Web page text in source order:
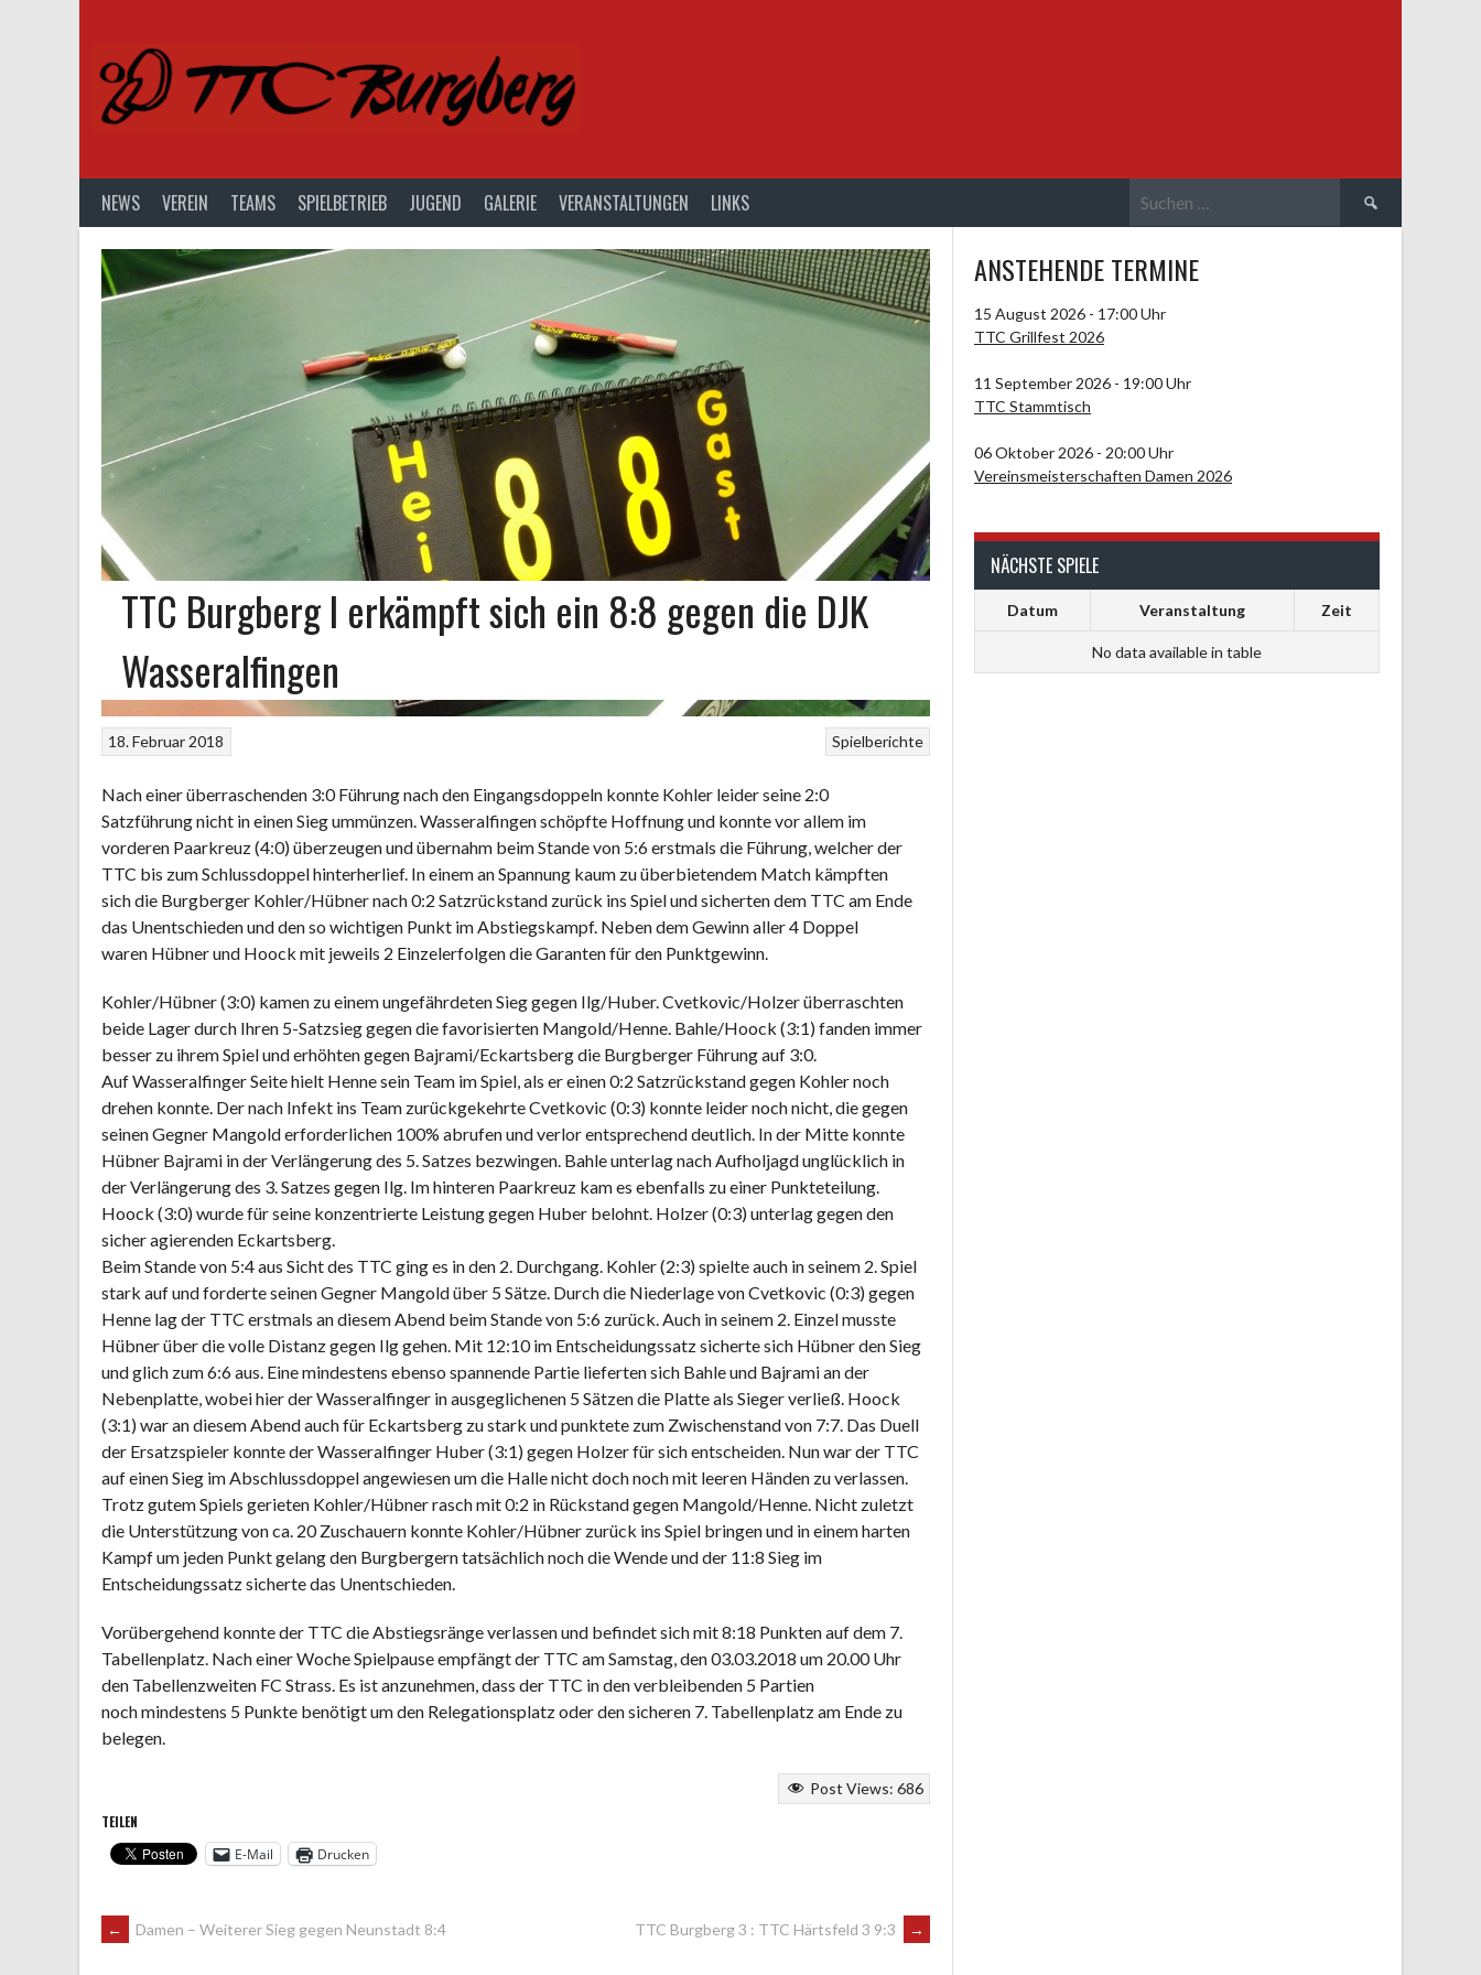
NEWS VEREIN TEAMS SPIELBETRIEB JUGEND GALERIE VERANSTALTUNGEN LINKS
nach:
TTC Burgberg I erkämpft sich ein 8:8 gegen die DJK
Wasseralfingen
Spielberichte
18. Februar 2018
Nach einer überraschenden 3:0 Führung nach den Eingangsdoppeln konnte Kohler leider seine 2:0
Satzführung nicht in einen Sieg ummünzen. Wasseralfingen schöpfte Hoffnung und konnte vor allem im
vorderen Paarkreuz (4:0) überzeugen und übernahm beim Stande von 5:6 erstmals die Führung, welcher der
TTC bis zum Schlussdoppel hinterherlief. In einem an Spannung kaum zu überbietendem Match kämpften
sich die Burgberger Kohler/Hübner nach 0:2 Satzrückstand zurück ins Spiel und sicherten dem TTC am Ende
das Unentschieden und den so wichtigen Punkt im Abstiegskampf. Neben dem Gewinn aller 4 Doppel
waren Hübner und Hoock mit jeweils 2 Einzelerfolgen die Garanten für den Punktgewinn.
Kohler/Hübner (3:0) kamen zu einem ungefährdeten Sieg gegen Ilg/Huber. Cvetkovic/Holzer überraschten
beide Lager durch Ihren 5-Satzsieg gegen die favorisierten Mangold/Henne. Bahle/Hoock (3:1) fanden immer
besser zu ihrem Spiel und erhöhten gegen Bajrami/Eckartsberg die Burgberger Führung auf 3:0.
Auf Wasseralfinger Seite hielt Henne sein Team im Spiel, als er einen 0:2 Satzrückstand gegen Kohler noch
drehen konnte. Der nach Infekt ins Team zurückgekehrte Cvetkovic (0:3) konnte leider noch nicht, die gegen
seinen Gegner Mangold erforderlichen 100% abrufen und verlor entsprechend deutlich. In der Mitte konnte
Hübner Bajrami in der Verlängerung des 5. Satzes bezwingen. Bahle unterlag nach Aufholjagd unglücklich in
der Verlängerung des 3. Satzes gegen Ilg. Im hinteren Paarkreuz kam es ebenfalls zu einer Punkteteilung.
Hoock (3:0) wurde für seine konzentrierte Leistung gegen Huber belohnt. Holzer (0:3) unterlag gegen den
sicher agierenden Eckartsberg.
Beim Stande von 5:4 aus Sicht des TTC ging es in den 2. Durchgang. Kohler (2:3) spielte auch in seinem 2. Spiel
stark auf und forderte seinen Gegner Mangold über 5 Sätze. Durch die Niederlage von Cvetkovic (0:3) gegen
Henne lag der TTC erstmals an diesem Abend beim Stande von 5:6 zurück. Auch in seinem 2. Einzel musste
Hübner über die volle Distanz gegen Ilg gehen. Mit 12:10 im Entscheidungssatz sicherte sich Hübner den Sieg
und glich zum 6:6 aus. Eine mindestens ebenso spannende Partie lieferten sich Bahle und Bajrami an der
Nebenplatte, wobei hier der Wasseralfinger in ausgeglichenen 5 Sätzen die Platte als Sieger verließ. Hoock
(3:1) war an diesem Abend auch für Eckartsberg zu stark und punktete zum Zwischenstand von 7:7. Das Duell
der Ersatzspieler konnte der Wasseralfinger Huber (3:1) gegen Holzer für sich entscheiden. Nun war der TTC
auf einen Sieg im Abschlussdoppel angewiesen um die Halle nicht doch noch mit leeren Händen zu verlassen.
Trotz gutem Spiels gerieten Kohler/Hübner rasch mit 0:2 in Rückstand gegen Mangold/Henne. Nicht zuletzt
die Unterstützung von ca. 20 Zuschauern konnte Kohler/Hübner zurück ins Spiel bringen und in einem harten
Kampf um jeden Punkt gelang den Burgbergern tatsächlich noch die Wende und der 11:8 Sieg im
Entscheidungssatz sicherte das Unentschieden.
Vorübergehend konnte der TTC die Abstiegsränge verlassen und befindet sich mit 8:18 Punkten auf dem 7.
Tabellenplatz. Nach einer Woche Spielpause empfängt der TTC am Samstag, den 03.03.2018 um 20.00 Uhr
den Tabellenzweiten FC Strass. Es ist anzunehmen, dass der TTC in den verbleibenden 5 Partien
noch mindestens 5 Punkte benötigt um den Relegationsplatz oder den sicheren 7. Tabellenplatz am Ende zu
belegen.
Post Views: 686
TEILEN
E-Mail
Drucken
ARTIKEL-
← Damen – Weiterer Sieg gegen Neunstadt 8:4 TTC Burgberg 3 : TTC Härtsfeld 3 9:3 →
ANSTEHENDE TERMINE
15 August 2026 - 17:00 Uhr
TTC Grillfest 2026
11 September 2026 - 19:00 Uhr
TTC Stammtisch
06 Oktober 2026 - 20:00 Uhr
Vereinsmeisterschaften Damen 2026
NÄCHSTE SPIELE
Datum Veranstaltung Zeit
No data available in table